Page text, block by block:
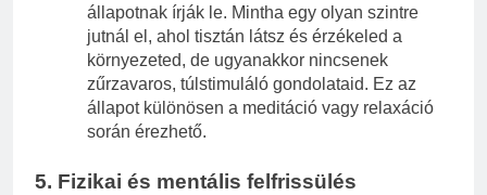
állapotnak írják le. Mintha egy olyan szintre
jutnál el, ahol tisztán látsz és érzékeled a
környezeted, de ugyanakkor nincsenek
zűrzavaros, túlstimuláló gondolataid. Ez az
állapot különösen a meditáció vagy relaxáció
során érezhető.
5. Fizikai és mentális felfrissülés